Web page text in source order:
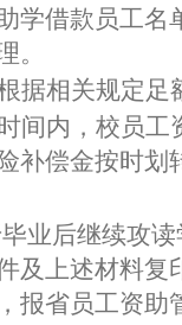
学借款员工
。
据相关规定足
间内，校员
补偿金按时划
业后继续攻读
及上述材料
报省员工资助